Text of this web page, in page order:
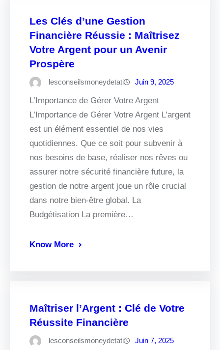
Les Clés d’une Gestion
Financière Réussie : Maîtrisez
Votre Argent pour un Avenir
Prospère
lesconseilsmoneydetati Juin 9, 2025
L’Importance de Gérer Votre Argent
L’Importance de Gérer Votre Argent L’argent
est un élément essentiel de nos vies
quotidiennes. Que ce soit pour subvenir à
nos besoins de base, réaliser nos rêves ou
assurer notre sécurité financière future, la
gestion de notre argent joue un rôle crucial
dans notre bien-être global. La
Budgétisation La première…
Know More
Maîtriser l’Argent : Clé de Votre
Réussite Financière
lesconseilsmoneydetati Juin 7, 2025